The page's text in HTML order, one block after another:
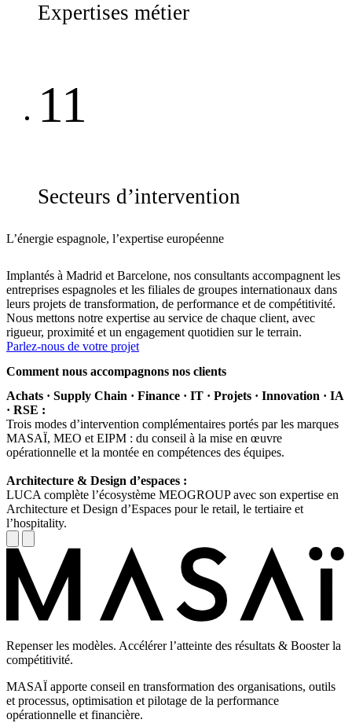
Expertises métier
11
Secteurs d’intervention
L’énergie espagnole, l’expertise européenne
Implantés à Madrid et Barcelone, nos consultants accompagnent les
entreprises espagnoles et les filiales de groupes internationaux dans
leurs projets de transformation, de performance et de compétitivité.
Nous mettons notre expertise au service de chaque client, avec
rigueur, proximité et un engagement quotidien sur le terrain.
Parlez-nous de votre projet
Comment nous accompagnons nos clients
Achats · Supply Chain · Finance · IT · Projets · Innovation · IA
· RSE :
Trois modes d’intervention complémentaires portés par les marques
MASAÏ, MEO et EIPM : du conseil à la mise en œuvre
opérationnelle et la montée en compétences des équipes.
Architecture & Design d’espaces :
LUCA complète l’écosystème MEOGROUP avec son expertise en
Architecture et Design d’Espaces pour le retail, le tertiaire et
l’hospitality.
Repenser les modèles. Accélérer l’atteinte des résultats & Booster la
compétitivité.
MASAÏ apporte conseil en transformation des organisations, outils
et processus, optimisation et pilotage de la performance
opérationnelle et financière.